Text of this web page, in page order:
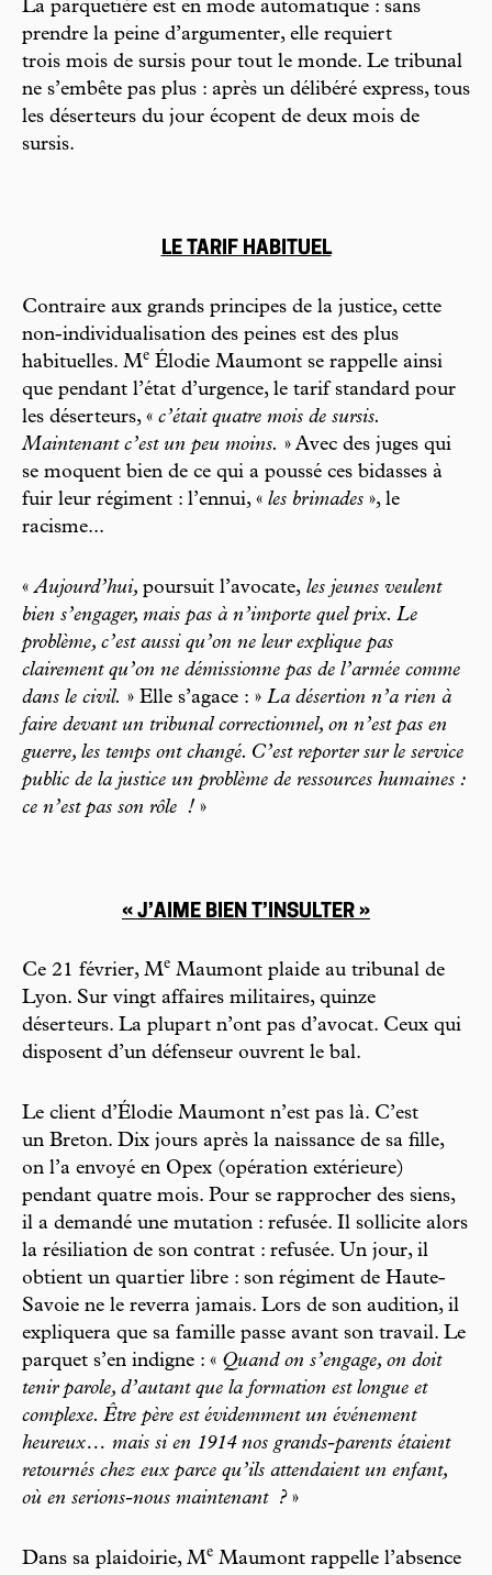
La parquetière est en mode automatique : sans
prendre la peine d’argumenter, elle requiert
trois mois de sursis pour tout le monde. Le tribunal
ne s’embête pas plus : après un délibéré express, tous
les déserteurs du jour écopent de deux mois de
sursis.
LE TARIF HABITUEL
Contraire aux grands principes de la justice, cette
non-individualisation des peines est des plus
habituelles. Me Élodie Maumont se rappelle ainsi
que pendant l’état d’urgence, le tarif standard pour
les déserteurs, « c’était quatre mois de sursis.
Maintenant c’est un peu moins. » Avec des juges qui
se moquent bien de ce qui a poussé ces bidasses à
fuir leur régiment : l’ennui, « les brimades », le
racisme...
«Aujourd’hui, poursuit l’avocate, les jeunes veulent
bien s’engager, mais pas à n’importe quel prix. Le
problème, c’est aussi qu’on ne leur explique pas
clairement qu’on ne démissionne pas de l’armée comme
dans le civil. » Elle s’agace : » La désertion n’a rien à
faire devant un tribunal correctionnel, on n’est pas en
guerre, les temps ont changé. C’est reporter sur le service
public de la justice un problème de ressources humaines :
ce n’est pas son rôle ! »
« J’AIME BIEN T’INSULTER »
Ce 21 février, Me Maumont plaide au tribunal de
Lyon. Sur vingt affaires militaires, quinze
déserteurs. La plupart n’ont pas d’avocat. Ceux qui
disposent d’un défenseur ouvrent le bal.
Le client d’Élodie Maumont n’est pas là. C’est
un Breton. Dix jours après la naissance de sa fille,
on l’a envoyé en Opex (opération extérieure)
pendant quatre mois. Pour se rapprocher des siens,
il a demandé une mutation : refusée. Il sollicite alors
la résiliation de son contrat : refusée. Un jour, il
obtient un quartier libre : son régiment de Haute-
Savoie ne le reverra jamais. Lors de son audition, il
expliquera que sa famille passe avant son travail. Le
parquet s’en indigne : « Quand on s’engage, on doit
tenir parole, d’autant que la formation est longue et
complexe. Être père est évidemment un événement
heureux… mais si en 1914 nos grands-parents étaient
retournés chez eux parce qu’ils attendaient un enfant,
où en serions-nous maintenant
?»
Dans sa plaidoirie, Me Maumont rappelle l’absence